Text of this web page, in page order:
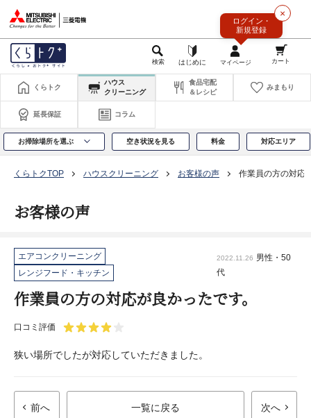
×
ログイン・
新規登録
くらトク
ハウス
クリーニング
食品宅配
＆レシピ
みまもり
延長保証 コラム
お掃除場所を選ぶ 空き状況を見る 料金 対応エリア
くらトクTOP ハウスクリーニング お客様の声 作業員の方の対応
お客様の声
エアコンクリーニング
レンジフード・キッチン
2022.11.26 男性・50
代
作業員の方の対応が良かったです。
口コミ評価
狭い場所でしたが対応していただきました。
前へ 一覧に戻る 次へ